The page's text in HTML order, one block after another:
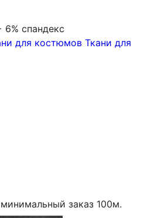
6% спандекс
для костюмов Ткани для
минимальный заказ 100м.